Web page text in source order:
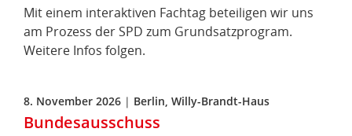
Mit einem interaktiven Fachtag beteiligen wir uns
am Prozess der SPD zum Grundsatzprogram.
Weitere Infos folgen.
8. November 2026 | Berlin, Willy-Brandt-Haus
Bundesausschuss